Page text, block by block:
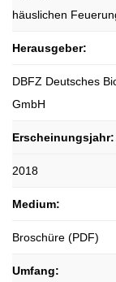
häuslichen
Herausgeber:
DBFZ Deutsches
GmbH
Erscheinungsjahr:
2018
Medium:
Broschüre (PDF)
Umfang: